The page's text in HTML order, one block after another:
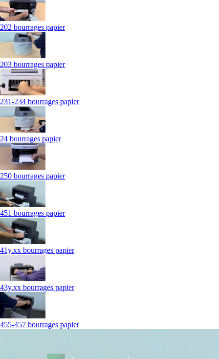
202 bourrages papier
203 bourrages papier
231-234 bourrages papier
24 bourrages papier
250 bourrages papier
451 bourrages papier
41y.xx bourrages papier
43y.xx bourrages papier
455-457 bourrages papier